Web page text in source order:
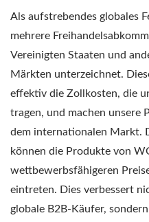
Als aufstrebendes globales
mehrere
Vereinigten Staaten und
Märkten unterzeichnet.
effektiv die Zollkosten, die
tragen, und machen unsere
dem internationalen Markt.
können die Produkte von
wettbewerbsfähigeren
eintreten. Dies verbessert
globale B2B-Käufer,